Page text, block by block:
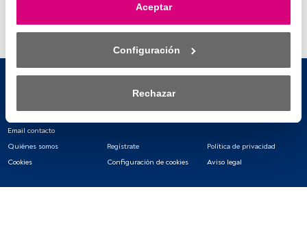
momento haciendo clic en el enlace «Preferencias de
privacidad» que aparece en la parte inferior de la página
la izquierda de la página web). Tus opciones tendrán
saber más, consulta nuestra política de privacidad.
datos para proporcionar:
activamente las características del dispositivo para su
identificación. Almacenar la información en un dispositivo
Aceptar
Configuración
Rechazar
Email contacto
Quiénes somos
Regístrate
Política de privacidad
Cookies
Configuración de cookies Aviso legal